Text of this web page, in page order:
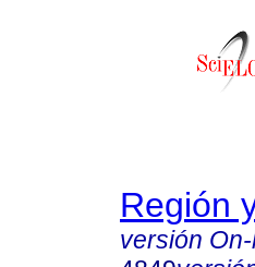
Región
versión